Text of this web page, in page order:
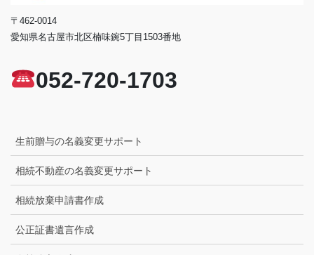
〒462-0014
愛知県名古屋市北区楠味鋺5丁目1503番地
052-720-1703
生前贈与の名義変更サポート
相続不動産の名義変更サポート
相続放棄申請書作成
公正証書遺言作成